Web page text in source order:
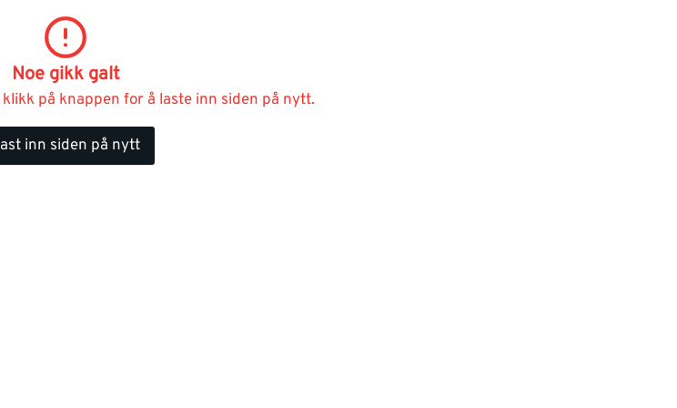
Noe gikk galt
på knappen for å laste inn siden på nytt.
inn siden på nytt